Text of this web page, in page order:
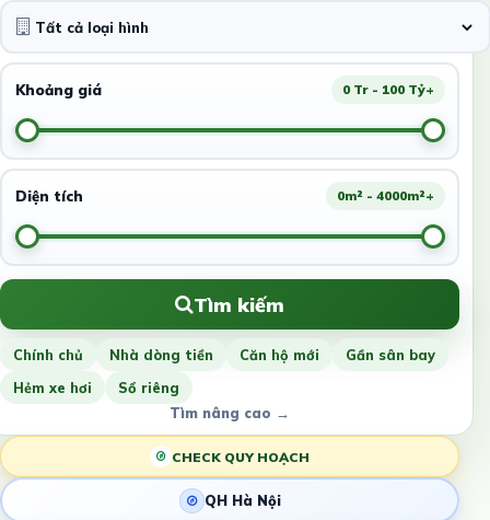
Khoảng giá 0 Tr - 100 Tỷ+
Diện tích 0m² - 4000m²+
Tìm kiếm
Chính chủ Nhà dòng tiền Căn hộ mới
Gần sân bay
Hẻm xe hơi
Sổ riêng
Tìm nâng cao →
CHECK QUY HOẠCH
QH Hà Nội